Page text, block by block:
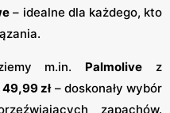
– idealne dla każdego, kto
m.in. Palmolive z
49,99 zł– doskonały wybór
zapachów.